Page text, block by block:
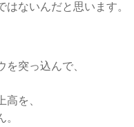
ないんだと思います。
突っ込んで、
を、